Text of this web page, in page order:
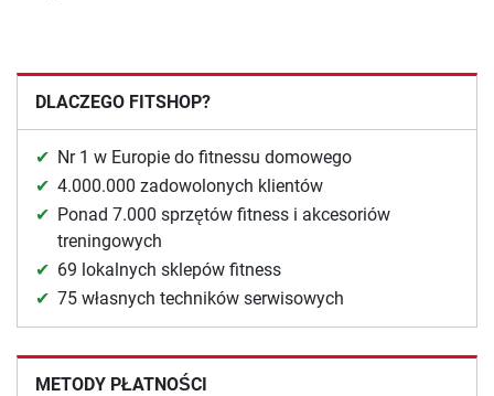
DLACZEGO FITSHOP?
Nr 1 w Europie do fitnessu domowego
4.000.000 zadowolonych klientów
Ponad 7.000 sprzętów fitness i akcesoriów
treningowych
69 lokalnych sklepów fitness
75 własnych techników serwisowych
METODY PŁATNOŚCI